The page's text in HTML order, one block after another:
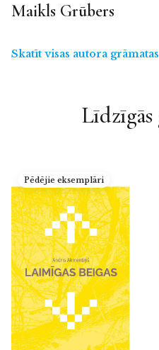
Maikls Grūbers
Skatīt visas autora
Līdzīgās
Pēdējie eksemplāri